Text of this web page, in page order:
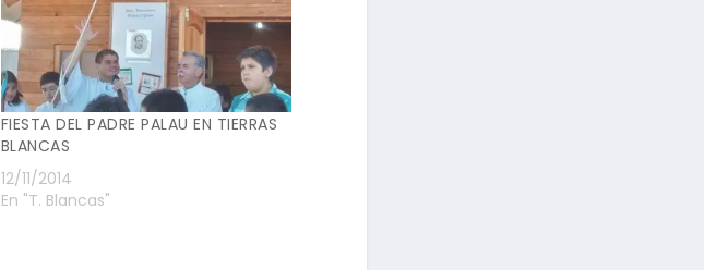
FIESTA DEL PADRE PALAU EN TIERRAS
BLANCAS
12/11/2014
En "T. Blancas"